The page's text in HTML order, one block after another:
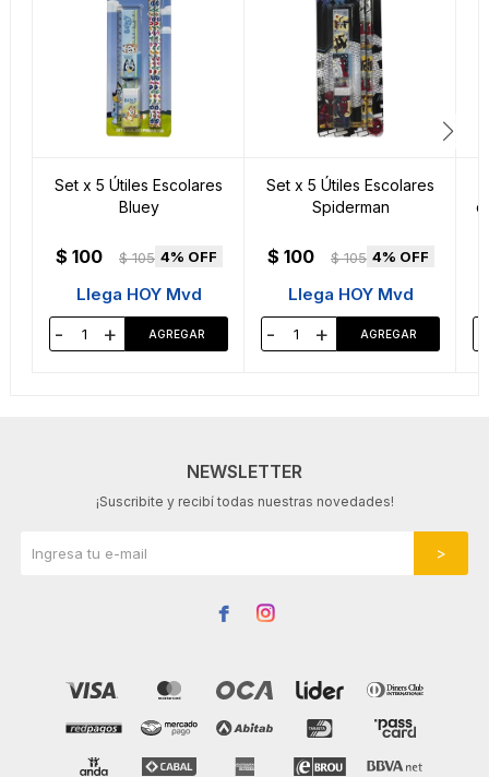
Set x 5 Útiles Escolares
Bluey
$ 100 $ 105 4
Llega HOY Mvd
- +
Set x 5 Útiles Escolares
Spiderman
$ 100 $ 105 4
Llega HOY Mvd
- +
NEWSLETTER
¡Suscribite y recibí todas nuestras novedades!
 